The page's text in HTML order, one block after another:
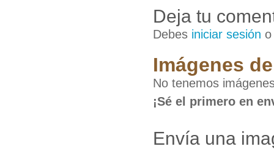
Deja tu
Debes iniciar sesión
Imágenes
No tenemos
¡Sé el primero en
Envía una